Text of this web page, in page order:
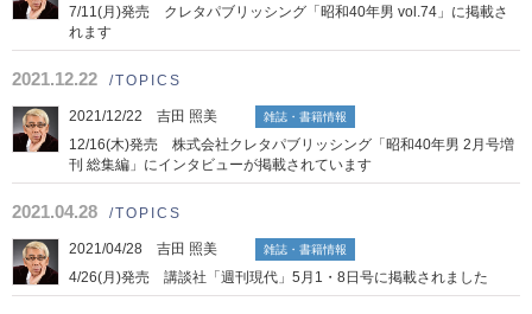
7/11(月)発売 クレタパブリッシング「昭和40年男 vol.74」に掲載さ
れます
2021.12.22 /TOPICS
2021/12/22 吉田 照美 雑誌・書籍情報
12/16(木)発売 株式会社クレタパブリッシング「昭和40年男 2月号増
刊 総集編」にインタビューが掲載されています
2021.04.28 /TOPICS
2021/04/28 吉田 照美 雑誌・書籍情報
4/26(月)発売 講談社「週刊現代」5月1・8日号に掲載されました